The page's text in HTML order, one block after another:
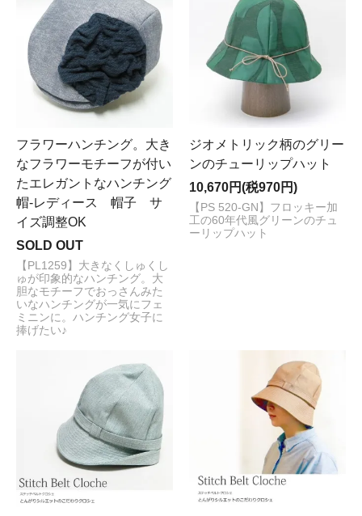
フラワーハンチング。大き
なフラワーモチーフが付い
たエレガントなハンチング
帽-レディース 帽子 サ
イズ調整OK
SOLD OUT
【PL1259】大きなくしゅくし
ゅが印象的なハンチング。大
胆なモチーフでおっさんみた
いなハンチングが一気にフェ
ミニンに。ハンチング女子に
捧げたい♪
ジオメトリック柄のグリー
ンのチューリップハット
10,670円(税970円)
【PS 520-GN】フロッキー加
工の60年代風グリーンのチュ
ーリップハット